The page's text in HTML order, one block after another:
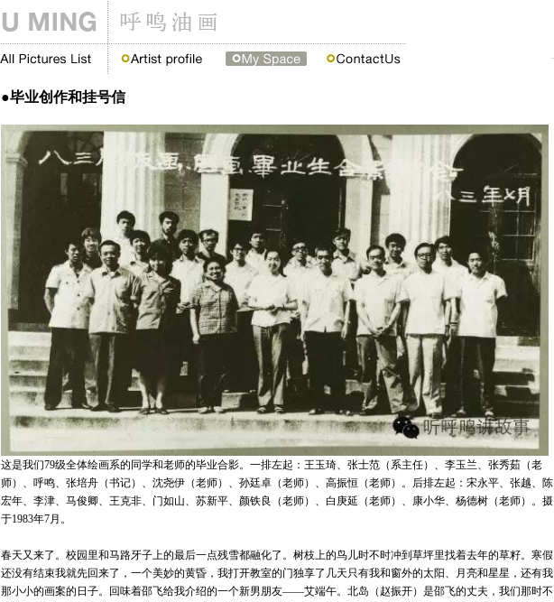
●毕业创作和挂号信
这是我们79级全体绘画系的同学和老师的毕业合影。一排左起：王玉琦、张士范（系主任）、李玉兰、张秀茹（老
师）、呼鸣、张培舟（书记）、沈尧伊（老师）、孙廷卓（老师）、高振恒（老师）。后排左起：宋永平、张越、陈
宏年、李津、马俊卿、王克非、门如山、苏新平、颜铁良（老师）、白庚延（老师）、康小华、杨德树（老师）。摄
于1983年7月。
春天又来了。校园里和马路牙子上的最后一点残雪都融化了。树枝上的鸟儿时不时冲到草坪里找着去年的草籽。寒假
还没有结束我就先回来了，一个美妙的黄昏，我打开教室的门独享了几天只有我和窗外的太阳、月亮和星星，还有我
那小小的画案的日子。回味着邵飞给我介绍的一个新男朋友——艾端午。北岛（赵振开）是邵飞的丈夫，我们那时不